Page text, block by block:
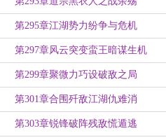
第295章江湖势力纷争与危机
第297章风云突变蛮王暗谋生机
第299章聚微力巧设破敌之局
第301章合围歼敌江湖仇难消
第303章锐锋破阵残敌慌遁逃